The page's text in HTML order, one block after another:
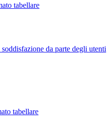
tabellare
da parte degli utenti
tabellare